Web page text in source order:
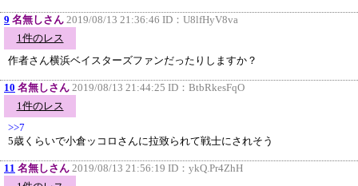
9 名無しさん 2019/08/13 21:36:46 ID： U8lfHyV8va
1件のレス
作者さん横浜ベイスターズファンだったりしますか？
10 名無しさん 2019/08/13 21:44:25 ID： BtbRkesFqO
1件のレス
>>7
5歳くらいで小倉ッコロさんに拉致られて戦士にされそう
11 名無しさん 2019/08/13 21:56:19 ID： ykQ.Pr4ZhH